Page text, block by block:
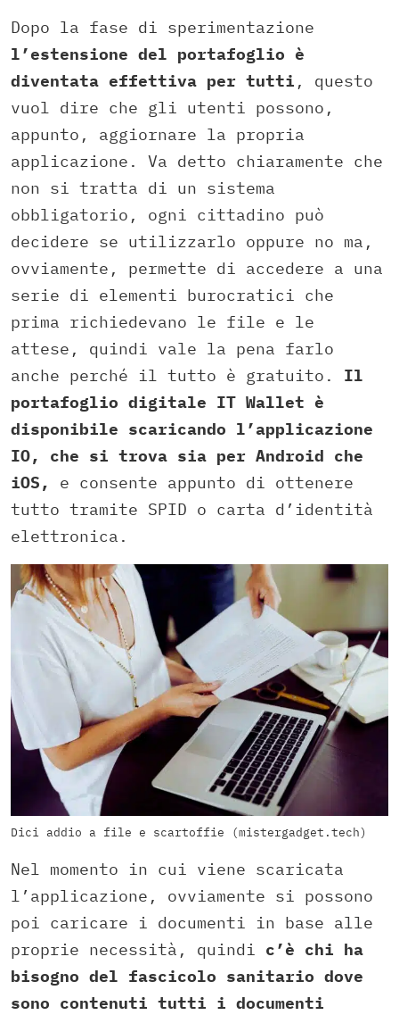
Dopo la fase di sperimentazione
l’estensione del portafoglio è
diventata effettiva per tutti , questo
vuol dire che gli utenti possono,
appunto, aggiornare la propria
applicazione. Va detto chiaramente che
non si tratta di un sistema
obbligatorio, ogni cittadino può
decidere se utilizzarlo oppure no ma,
ovviamente, permette di accedere a una
serie di elementi burocratici che
prima richiedevano le file e le
attese, quindi vale la pena farlo
anche perché il tutto è gratuito. Il
portafoglio digitale IT Wallet è
disponibile scaricando l’applicazione
IO, che si trova sia per Android che
iOS,
e consente appunto di ottenere
tutto tramite SPID o carta d’identità
elettronica.
Dici addio a file e scartoffie (mistergadget.tech)
Nel momento in cui viene scaricata
l’applicazione, ovviamente si possono
poi caricare i documenti in base alle
proprie necessità, quindi c’è chi ha
bisogno del fascicolo sanitario dove
sono contenuti tutti i documenti